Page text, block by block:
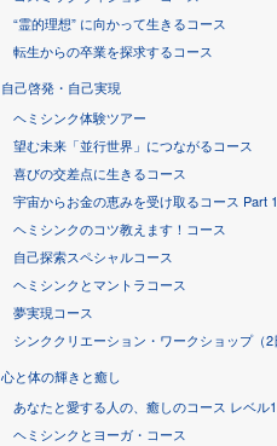
“霊的理想” に向かって生きるコース
転生からの卒業を探求するコース
自己啓発・自己実現
ヘミシンク体験ツアー
望む未来「並行世界」につながるコース
喜びの交差点に生きるコース
宇宙からお金の恵みを受け取るコース Part
ヘミシンクのコツ教えます！コース
自己探索スペシャルコース
ヘミシンクとマントラコース
夢実現コース
シンククリエーション・ワークショップ（2
心と体の輝きと癒し
あなたと愛する人の、癒しのコース レベル1
ヘミシンクとヨーガ・コース